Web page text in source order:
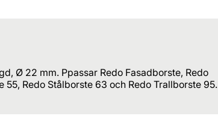
Ø 22 mm. Ppassar Redo Fasadborste, Redo
55, Redo Stålborste 63 och Redo Trallborste 95.